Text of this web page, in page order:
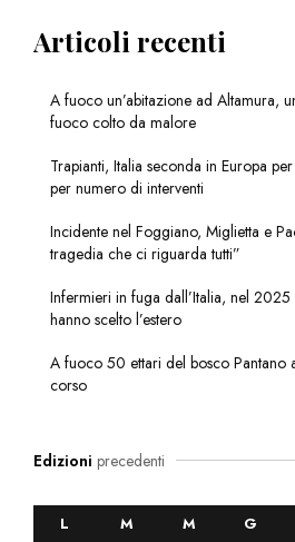
Articoli recenti
A fuoco un’abitazione ad Altamura,
fuoco colto da malore
Trapianti, Italia seconda in Europa
per numero di interventi
Incidente nel Foggiano, Miglietta e
tragedia che ci riguarda tutti”
Infermieri in fuga dall’Italia, nel
hanno scelto l’estero
A fuoco 50 ettari del bosco Pantano
corso
Edizioni precedenti
L M M G